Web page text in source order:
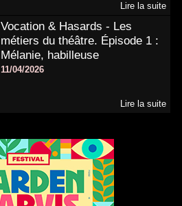
Lire la suite
Vocation & Hasards - Les
métiers du théâtre. Épisode 1 :
Mélanie, habilleuse
11/04/2026
Lire la suite